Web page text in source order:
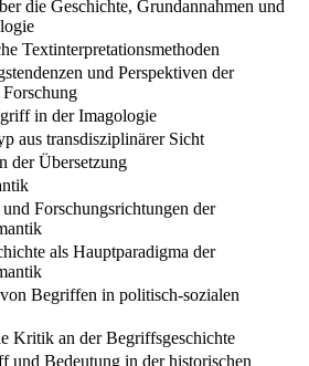
die Geschichte, Grundannahmen und
Textinterpretationsmethoden
und Perspektiven der
in der Imagologie
aus transdisziplinärer Sicht
der Übersetzung
Forschungsrichtungen der
als Hauptparadigma der
Begriffen in politisch-sozialen
Kritik an der Begriffsgeschichte
und Bedeutung in der historischen